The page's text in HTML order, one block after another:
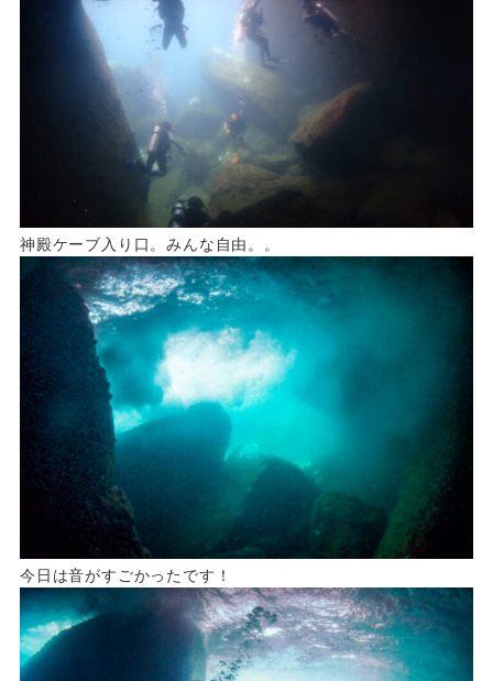
神殿ケーブ入り口。みんな自由。。
今日は音がすごかったです！